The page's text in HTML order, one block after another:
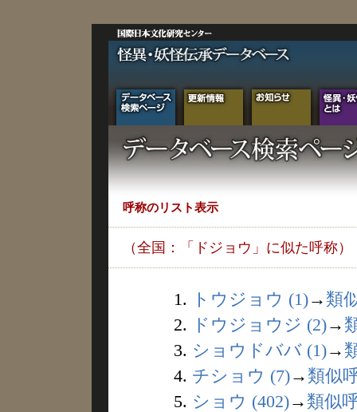
呼称のリスト表示
（全国：「ドジョウ」に似た呼称）
1. トウジョウ (1)→ 類
2.
ドウジョウジ (2)→
3. ショウドババ (1)→
4. チショウ (7)→ 類似
5. ショウ (402)→ 類似